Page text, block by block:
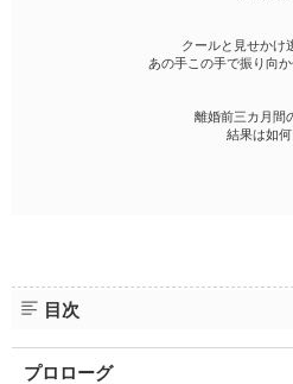
クールと見せかけ
あの手この手で振り向
離婚前三カ月間
結果は如何
目次
プロローグ